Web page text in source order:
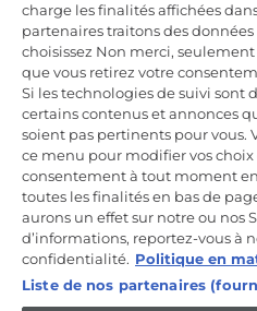
CANDY HOOVER GROUP S.r.I. -
Via Comolli, 57 - 20861 Brugherio
ADMINISTRATIFS : Via Privata
Brugherio (MB) et Via Trento n. 20/
Italie - Tél. : +39.039.2086.1 - Fax :
35 000 000,00 € iv - Cod. Code
registre du commerce de Milan-
Numéro de TVA 00786860965 -
Autorisation IT AEOF 211870 -
gestion et de coordination de Candy
FR / Français
charge les finalités affichées
partenaires traitons des données
choisissez Non merci,
que vous retirez votre
Si les technologies de suivi sont
certains contenus et annonces
soient pas pertinents pour vous.
ce menu pour modifier vos
consentement à tout moment
toutes les finalités en bas de
aurons un effet sur notre ou nos
d’informations, reportez-vous à
confidentialité. Politique en
Liste de nos partenaires